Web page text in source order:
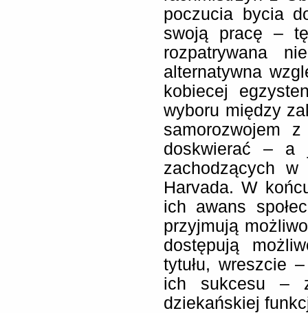
poczucia bycia
swoją pracę –
rozpatrywana
alternatywna
kobiecej
wyboru między
samorozwojem
doskwierać –
zachodzących
Harvada. W
ich awans
przyjmują
dostępują
tytułu, wreszcie
ich sukcesu –
dziekańskiej